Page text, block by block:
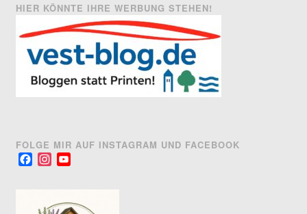
HIER KÖNNTE IHRE WERBUNG STEHEN!
FOLGE MIR AUF INSTAGRAM UND FACEBOOK
FacebookInstagram